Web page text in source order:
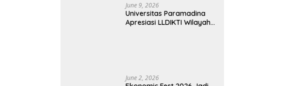
June 9, 2026
Universitas Paramadina
Apresiasi LLDIKTI Wilayah
June 2, 2026